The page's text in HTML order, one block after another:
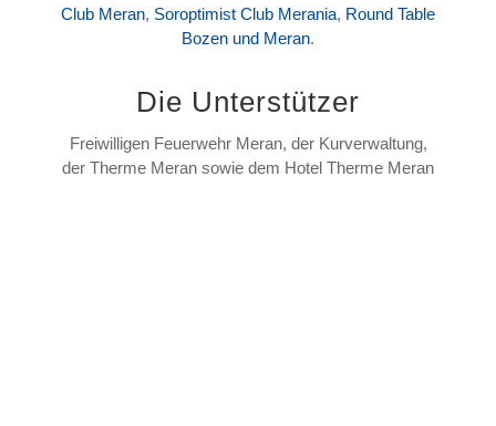
Club Meran, Soroptimist Club Merania, Round Table
Bozen und Meran.
Die Unterstützer
Freiwilligen Feuerwehr Meran, der Kurverwaltung,
der Therme Meran sowie dem Hotel Therme Meran